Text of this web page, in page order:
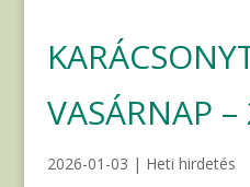
VASÁRNAP
2026-01-03 | Heti hirdetés